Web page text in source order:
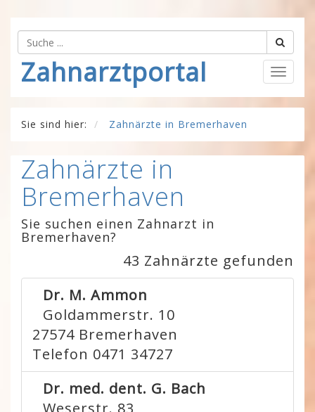
Zahnarztportal
Sie sind hier: Zahnärzte in Bremerhaven
Zahnärzte in
Bremerhaven
Sie suchen einen Zahnarzt in
Bremerhaven?
43 Zahnärzte gefunden
Dr. M. Ammon
Goldammerstr. 10
27574 Bremerhaven
Telefon 0471 34727
Dr. med. dent. G. Bach
Weserstr. 83